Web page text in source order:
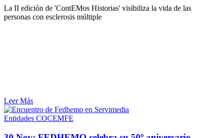
La II edición de 'ContEMos Historias' visibiliza la vida de las
personas con esclerosis múltiple
Leer Más
Entidades COCEMFE